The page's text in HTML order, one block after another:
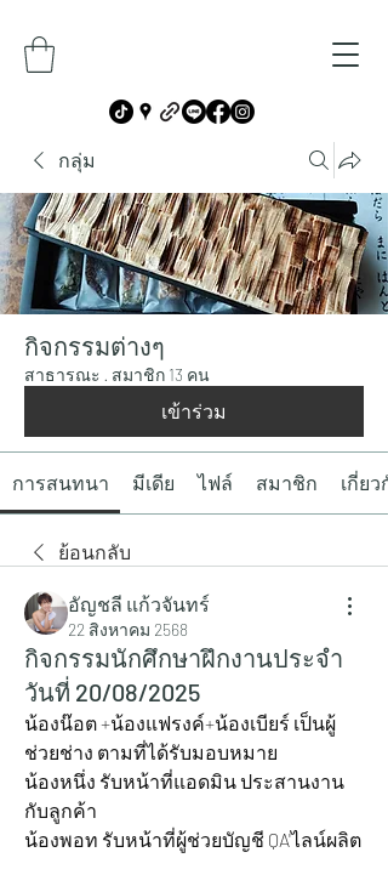
กลุ่ม
กิจกรรมต่างๆ
สาธารณะ · สมาชิก 13 คน
เข้าร่วม
การสนทนา มีเดีย ไฟล์ สมาชิก เกี่ยว
ย้อนกลับ
อัญชลี แก้วจันทร์
22 สิงหาคม 2568
กิจกรรมนักศึกษาฝึกงานประจำ
วันที่ 20/08/2025
น้องน๊อต +น้องแฟรงค์+น้องเบียร์ เป็นผู้
ช่วยช่าง ตามที่ได้รับมอบหมาย
น้องหนึ่ง รับหน้าที่แอดมิน ประสานงาน
กับลูกค้า
น้องพอท รับหน้าที่ผู้ช่วยบัญชี QA'ไลน์ผลิต